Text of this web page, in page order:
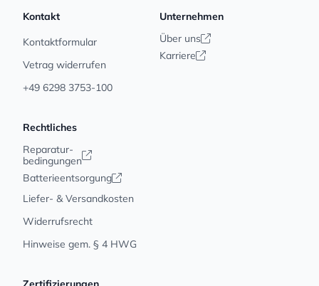
Kontakt
Kontaktformular
Vetrag widerrufen
+49 6298 3753-100
Unternehmen
Über uns
Karriere
Rechtliches
Reparatur-
bedingungen
Batterieentsorgung
Liefer- & Versandkosten
Widerrufsrecht
Hinweise gem. § 4 HWG